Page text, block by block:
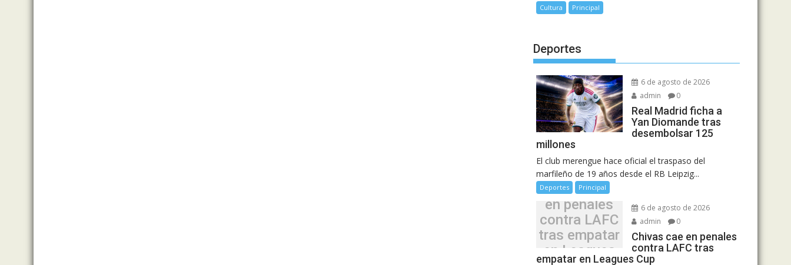
Cultura Principal
Deportes
6 de agosto de 2026
admin
0
Real Madrid ficha a
Yan Diomande tras
desembolsar 125
millones
El club merengue hace oficial el traspaso del
marfileño de 19 años desde el RB Leipzig...
Deportes Principal
Chivas cae
en penales
contra LAFC
tras empatar
en Leagues
6 de agosto de 2026
admin
0
Chivas cae en penales
contra LAFC tras
empatar en Leagues Cup